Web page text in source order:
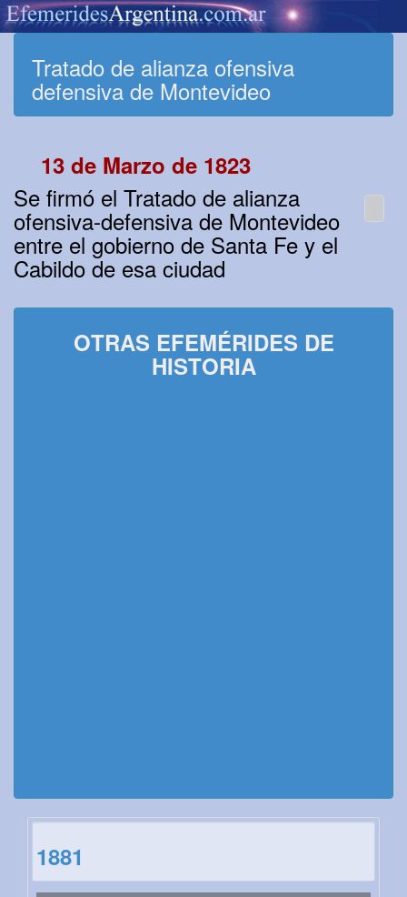
Tratado de alianza ofensiva
defensiva de Montevideo
13 de Marzo de 1823
Se firmó el Tratado de alianza
ofensiva-defensiva de Montevideo
entre el gobierno de Santa Fe y el
Cabildo de esa ciudad
OTRAS EFEMÉRIDES DE
HISTORIA
1881